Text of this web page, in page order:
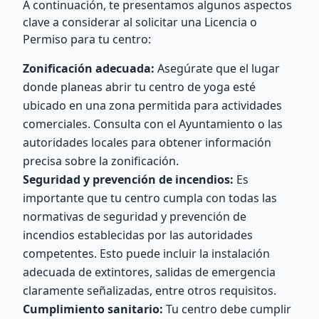
A continuación, te presentamos algunos aspectos
clave a considerar al solicitar una Licencia o
Permiso para tu centro:
Zonificación adecuada: Asegúrate que el lugar
donde planeas abrir tu centro de yoga esté
ubicado en una zona permitida para actividades
comerciales. Consulta con el Ayuntamiento o las
autoridades locales para obtener información
precisa sobre la zonificación.
Seguridad y prevención de incendios: Es
importante que tu centro cumpla con todas las
normativas de seguridad y prevención de
incendios establecidas por las autoridades
competentes. Esto puede incluir la instalación
adecuada de extintores, salidas de emergencia
claramente señalizadas, entre otros requisitos.
Cumplimiento sanitario: Tu centro debe cumplir